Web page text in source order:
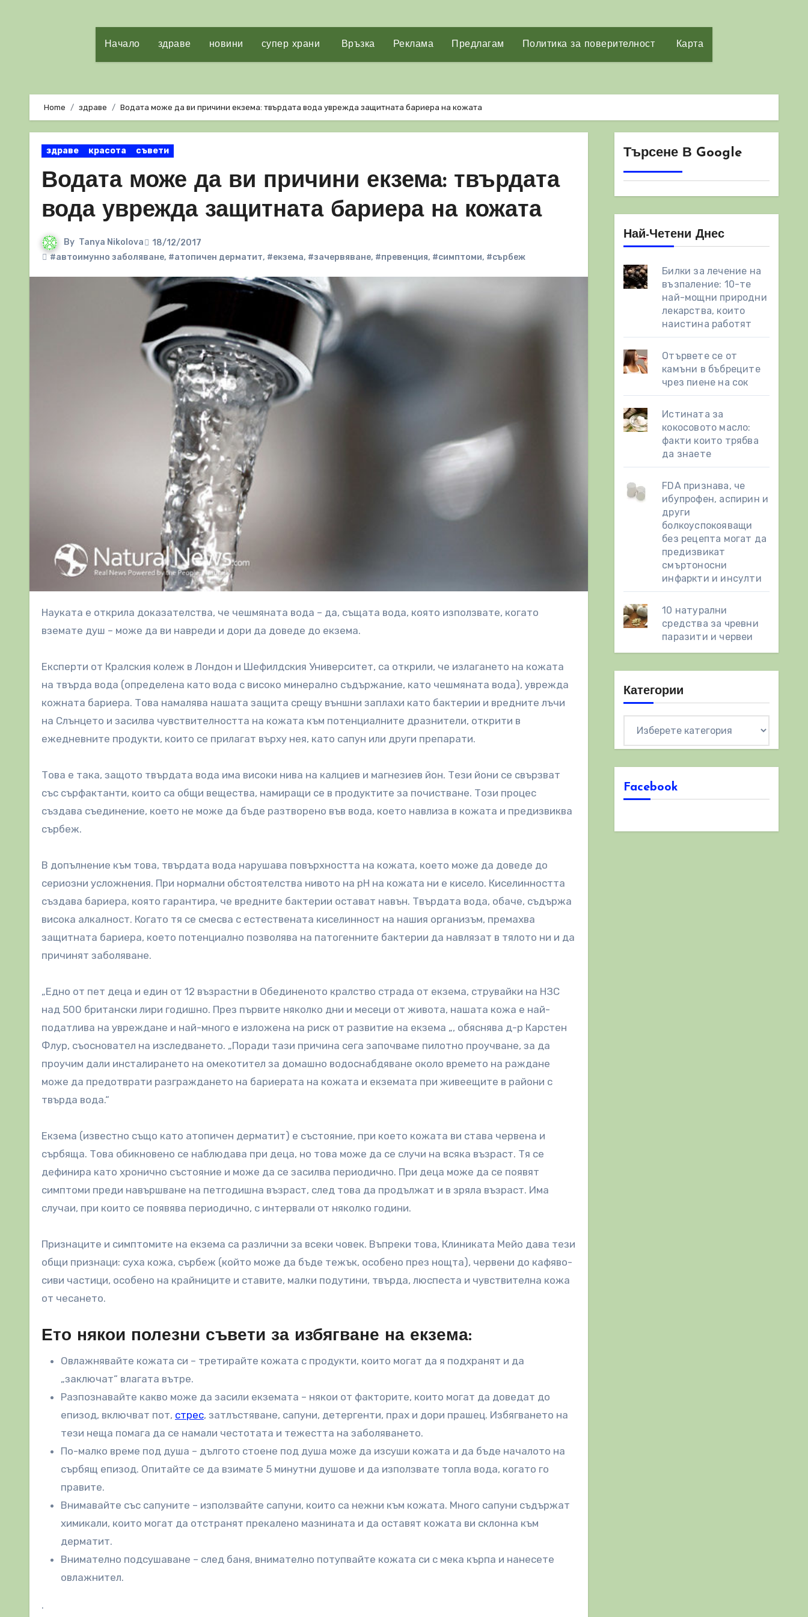
Начало здраве новини супер храни Връзка Реклама Предлагам Политика за поверителност Карта
Home здраве Водата може да ви причини екзема: твърдата вода уврежда защитната бариера на кожата
здраве красота съвети
Водата може да ви причини екзема: твърдата
вода уврежда защитната бариера на кожата
By Tanya Nikolova
18/12/2017
#автоимунно заболяване, #атопичен дерматит, #екзема, #зачервяване, #превенция, #симптоми, #сърбеж
Науката е открила доказателства, че чешмяната вода – да, същата вода, която използвате, когато
вземате душ – може да ви навреди и дори да доведе до екзема.
Експерти от Кралския колеж в Лондон и Шефилдския Университет, са открили, че излагането на кожата
на твърда вода (определена като вода с високо минерално съдържание, като чешмяната вода), уврежда
кожната бариера. Това намалява нашата защита срещу външни заплахи като бактерии и вредните лъчи
на Слънцето и засилва чувствителността на кожата към потенциалните дразнители, открити в
ежедневните продукти, които се прилагат върху нея, като сапун или други препарати.
Това е така, защото твърдата вода има високи нива на калциев и магнезиев йон. Тези йони се свързват
със сърфактанти, които са общи вещества, намиращи се в продуктите за почистване. Този процес
създава съединение, което не може да бъде разтворено във вода, което навлиза в кожата и предизвиква
сърбеж.
В допълнение към това, твърдата вода нарушава повърхността на кожата, което може да доведе до
сериозни усложнения. При нормални обстоятелства нивото на pH на кожата ни е кисело. Киселинността
създава бариера, която гарантира, че вредните бактерии остават навън. Твърдата вода, обаче, съдържа
висока алкалност. Когато тя се смесва с естествената киселинност на нашия организъм, премахва
защитната бариера, което потенциално позволява на патогенните бактерии да навлязат в тялото ни и да
причинят заболяване.
„Едно от пет деца и един от 12 възрастни в Обединеното кралство страда от екзема, струвайки на НЗС
над 500 британски лири годишно. През първите няколко дни и месеци от живота, нашата кожа е най-
податлива на увреждане и най-много е изложена на риск от развитие на екзема „, обяснява д-р Карстен
Флур, съосновател на изследването. „Поради тази причина сега започваме пилотно проучване, за да
проучим дали инсталирането на омекотител за домашно водоснабдяване около времето на раждане
може да предотврати разграждането на бариерата на кожата и екземата при живеещите в райони с
твърда вода.“
Екзема (известно също като атопичен дерматит) е състояние, при което кожата ви става червена и
сърбяща. Това обикновено се наблюдава при деца, но това може да се случи на всяка възраст. Тя се
дефинира като хронично състояние и може да се засилва периодично. При деца може да се появят
симптоми преди навършване на петгодишна възраст, след това да продължат и в зряла възраст. Има
случаи, при които се появява периодично, с интервали от няколко години.
Признаците и симптомите на екзема са различни за всеки човек. Въпреки това, Клиниката Мейо дава тези
общи признаци: суха кожа, сърбеж (който може да бъде тежък, особено през нощта), червени до кафяво-
сиви частици, особено на крайниците и ставите, малки подутини, твърда, люспеста и чувствителна кожа
от чесането.
Ето някои полезни съвети за избягване на екзема:
Овлажнявайте кожата си – третирайте кожата с продукти, които могат да я подхранят и да
„заключат“ влагата вътре.
Разпознавайте какво може да засили екземата – някои от факторите, които могат да доведат до
епизод, включват пот, стрес, затлъстяване, сапуни, детергенти, прах и дори прашец. Избягването на
тези неща помага да се намали честотата и тежестта на заболяването.
По-малко време под душа – дългото стоене под душа може да изсуши кожата и да бъде началото на
сърбящ епизод. Опитайте се да взимате 5 минутни душове и да използвате топла вода, когато го
правите.
Внимавайте със сапуните – използвайте сапуни, които са нежни към кожата. Много сапуни съдържат
химикали, които могат да отстранят прекалено мазнината и да оставят кожата ви склонна към
дерматит.
Внимателно подсушаване – след баня, внимателно потупвайте кожата си с мека кърпа и нанесете
овлажнител.
.
Търсене В Google
Най-Четени Днес
Билки за лечение на
възпаление: 10-те
най-мощни природни
лекарства, които
наистина работят
Отървете се от
камъни в бъбреците
чрез пиене на сок
Истината за
кокосовото масло:
факти които трябва
да знаете
FDA признава, че
ибупрофен, аспирин и
други
болкоуспокояващи
без рецепта могат да
предизвикат
смъртоносни
инфаркти и инсулти
10 натурални
средства за чревни
паразити и червеи
Категории
Facebook